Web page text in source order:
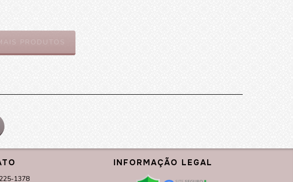
PRODUTOS
1378
INFORMAÇÃO LEGAL